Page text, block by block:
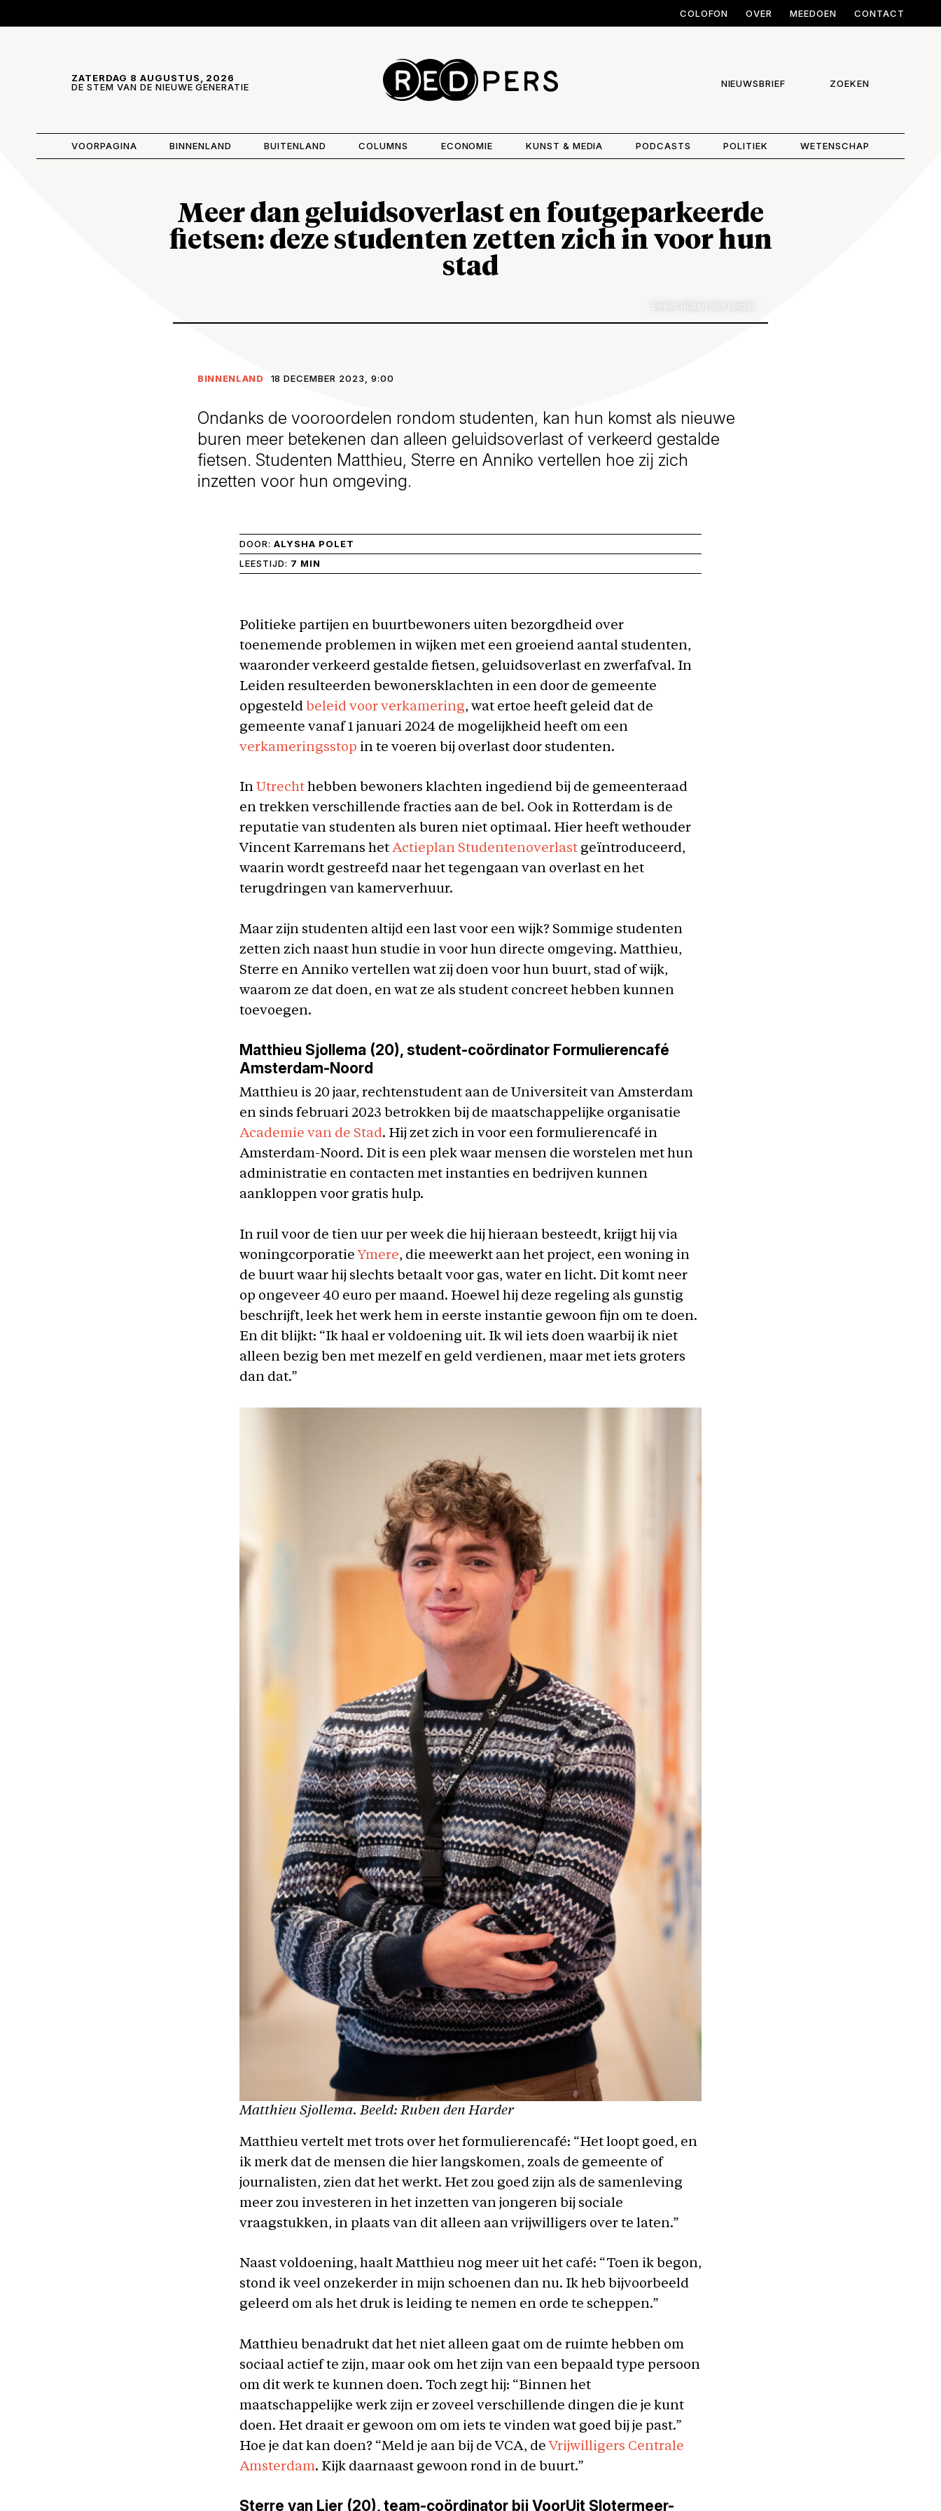
COLOFON OVER MEEDOEN CONTACT
ZATERDAG 8 AUGUSTUS, 2026
DE STEM VAN DE NIEUWE GENERATIE
NIEUWSBRIEF ZOEKEN
VOORPAGINA BINNENLAND BUITENLAND COLUMNS ECONOMIE KUNST & MEDIA PODCASTS POLITIEK WETENSCHAP
Meer dan geluidsoverlast en foutgeparkeerde
fietsen: deze studenten zetten zich in voor hun
stad
Beeld: Ruben den Harder
BINNENLAND 18 DECEMBER 2023, 9:00
Ondanks de vooroordelen rondom studenten, kan hun komst als nieuwe
buren meer betekenen dan alleen geluidsoverlast of verkeerd gestalde
fietsen. Studenten Matthieu, Sterre en Anniko vertellen hoe zij zich
inzetten voor hun omgeving.
DOOR: ALYSHA POLET
LEESTIJD: 7 MIN
Politieke partijen en buurtbewoners uiten bezorgdheid over
toenemende problemen in wijken met een groeiend aantal studenten,
waaronder verkeerd gestalde fietsen, geluidsoverlast en zwerfafval. In
Leiden resulteerden bewonersklachten in een door de gemeente
opgesteld beleid voor verkamering, wat ertoe heeft geleid dat de
gemeente vanaf 1 januari 2024 de mogelijkheid heeft om een
verkameringsstop in te voeren bij overlast door studenten.
In Utrecht hebben bewoners klachten ingediend bij de gemeenteraad
en trekken verschillende fracties aan de bel. Ook in Rotterdam is de
reputatie van studenten als buren niet optimaal. Hier heeft wethouder
Vincent Karremans het Actieplan Studentenoverlast geïntroduceerd,
waarin wordt gestreefd naar het tegengaan van overlast en het
terugdringen van kamerverhuur.
Maar zijn studenten altijd een last voor een wijk? Sommige studenten
zetten zich naast hun studie in voor hun directe omgeving. Matthieu,
Sterre en Anniko vertellen wat zij doen voor hun buurt, stad of wijk,
waarom ze dat doen, en wat ze als student concreet hebben kunnen
toevoegen.
Matthieu Sjollema (20), student-coördinator Formulierencafé
Amsterdam-Noord
Matthieu is 20 jaar, rechtenstudent aan de Universiteit van Amsterdam
en sinds februari 2023 betrokken bij de maatschappelijke organisatie
Academie van de Stad. Hij zet zich in voor een formulierencafé in
Amsterdam-Noord. Dit is een plek waar mensen die worstelen met hun
administratie en contacten met instanties en bedrijven kunnen
aankloppen voor gratis hulp.
In ruil voor de tien uur per week die hij hieraan besteedt, krijgt hij via
woningcorporatie Ymere, die meewerkt aan het project, een woning in
de buurt waar hij slechts betaalt voor gas, water en licht. Dit komt neer
op ongeveer 40 euro per maand. Hoewel hij deze regeling als gunstig
beschrijft, leek het werk hem in eerste instantie gewoon fijn om te doen.
En dit blijkt: “Ik haal er voldoening uit. Ik wil iets doen waarbij ik niet
alleen bezig ben met mezelf en geld verdienen, maar met iets groters
dan dat.”
Matthieu Sjollema. Beeld: Ruben den Harder
Matthieu vertelt met trots over het formulierencafé: “Het loopt goed, en
ik merk dat de mensen die hier langskomen, zoals de gemeente of
journalisten, zien dat het werkt. Het zou goed zijn als de samenleving
meer zou investeren in het inzetten van jongeren bij sociale
vraagstukken, in plaats van dit alleen aan vrijwilligers over te laten.”
Naast voldoening, haalt Matthieu nog meer uit het café: “Toen ik begon,
stond ik veel onzekerder in mijn schoenen dan nu. Ik heb bijvoorbeeld
geleerd om als het druk is leiding te nemen en orde te scheppen.”
Matthieu benadrukt dat het niet alleen gaat om de ruimte hebben om
sociaal actief te zijn, maar ook om het zijn van een bepaald type persoon
om dit werk te kunnen doen. Toch zegt hij: “Binnen het
maatschappelijke werk zijn er zoveel verschillende dingen die je kunt
doen. Het draait er gewoon om om iets te vinden wat goed bij je past.”
Hoe je dat kan doen? “Meld je aan bij de VCA, de Vrijwilligers Centrale
Amsterdam. Kijk daarnaast gewoon rond in de buurt.”
Sterre van Lier (20), team-coördinator bij VoorUit Slotermeer-